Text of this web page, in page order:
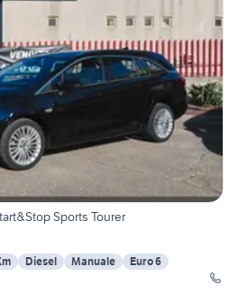
Sports Tourer
Diesel Manuale
Euro 6